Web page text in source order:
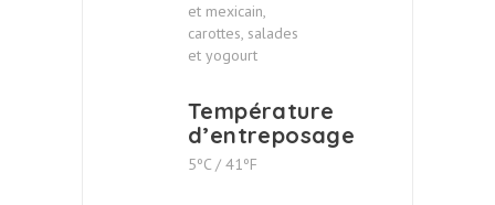
et mexicain,
carottes, salades
et yogourt
Température
d’entreposage
5ºC / 41ºF